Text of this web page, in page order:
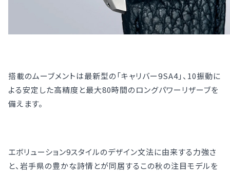
搭載のムーブメントは最新型の「キャリバー9SA4」、10振動に
よる安定した高精度と最大80時間のロングパワーリザーブを
備えます。
エボリューション9スタイルのデザイン文法に由来する力強さ
と、岩手県の豊かな詩情とが同居するこの秋の注目モデルを